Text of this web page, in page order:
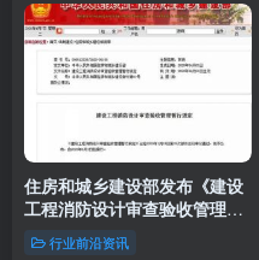
住房和城乡建设部发布《建设
工程消防设计审查验收管理暂
行规定》
行业前沿资讯